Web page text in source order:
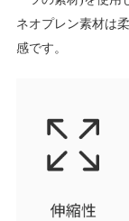
ネオプレン素材は
感です。